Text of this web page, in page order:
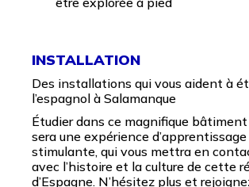
INSTALLATION
Des installations qui vous aident à
l’espagnol à Salamanque
Étudier dans ce magnifique bâtiment
sera une expérience
stimulante, qui vous mettra en
avec l’histoire et la culture de cette
d’Espagne. N’hésitez plus et